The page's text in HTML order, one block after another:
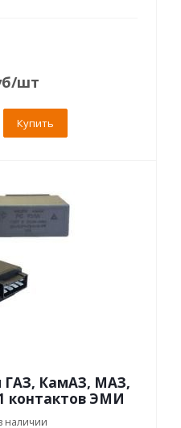
/шт
Купить
ГАЗ, КамАЗ, МАЗ,
контактов ЭМИ
наличии